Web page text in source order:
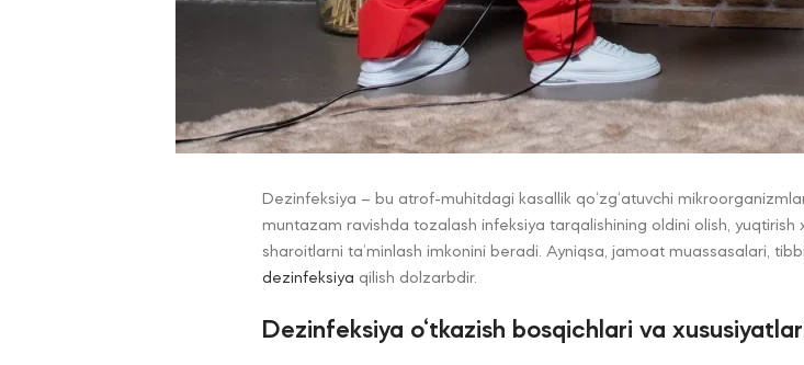
Dezinfeksiya – bu atrof-muhitdagi kasallik qo‘zg‘atuvchi
muntazam ravishda tozalash infeksiya tarqalishining oldini olish, yuqtirish
sharoitlarni ta’minlash imkonini beradi. Ayniqsa, jamoat muassasalari,
dezinfeksiya qilish dolzarbdir.
Dezinfeksiya o‘tkazish bosqichlari va